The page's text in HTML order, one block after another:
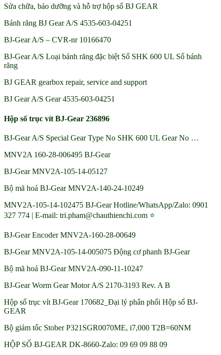
Sửa chữa, bảo dưỡng và hỗ trợ hộp số BJ GEAR
Bánh răng BJ Gear A/S 4535-603-04251
BJ-Gear A/S – CVR-nr 10166470
BJ-Gear A/S Loại bánh răng đặc biệt Số SHK 600 UL Số bánh
răng
BJ GEAR gearbox repair, service and support
BJ Gear A/S Gear 4535-603-04251
Hộp số trục vít BJ-Gear 236896
BJ-Gear A/S Special Gear Type No SHK 600 UL Gear No …
MNV2A 160-28-006495 BJ-Gear
BJ-Gear MNV2A-105-14-05127
Bộ mã hoá BJ-Gear MNV2A-140-24-10249
MNV2A-105-14-102475 BJ-Gear Hotline/WhatsApp/Zalo: 0901
327 774 | E-mail: tri.pham@chauthienchi.com ⭐
BJ-Gear Encoder MNV2A-160-28-00649
BJ-Gear MNV2A-105-14-005075 Động cơ phanh BJ-Gear
Bộ mã hoá BJ-Gear MNV2A-090-11-10247
BJ-Gear Worm Gear Motor A/S 2170-3193 Rev. A B
Hộp số trục vít BJ-Gear 170682_Đại lý phân phối Hộp số BJ-
GEAR
Bộ giảm tốc Stober P321SGR0070ME, i7,000 T2B=60NM
HỘP SỐ BJ-GEAR DK-8660-Zalo: 09 69 09 88 09